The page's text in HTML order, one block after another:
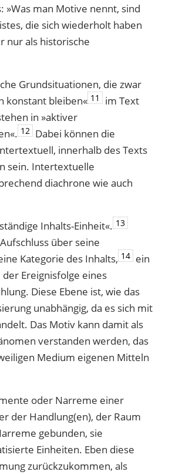
»Was man Motive nennt, sind
die sich wiederholt haben
nur als historische
Grundsituationen, die zwar
konstant bleiben« 11
im Text
in »aktiver
12 Dabei können die
innerhalb des Texts
sein. Intertextuelle
diachrone wie auch
Inhalts-Einheit«. 13
über seine
Kategorie des Inhalts, 14 ein
Ereignisfolge eines
Diese Ebene ist, wie das
unabhängig, da es sich mit
Das Motiv kann damit als
verstanden werden, das
Medium eigenen Mitteln
oder Narreme einer
der Handlung(en), der Raum
gebunden, sie
Einheiten. Eben diese
zurückzukommen, als